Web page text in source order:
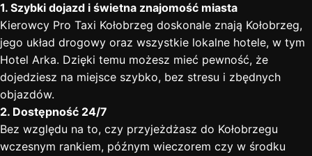
1. Szybki dojazd i świetna znajomość miasta
Kierowcy Pro Taxi Kołobrzeg doskonale znają Kołobrzeg,
jego układ drogowy oraz wszystkie lokalne hotele, w tym
Hotel Arka. Dzięki temu możesz mieć pewność, że
dojedziesz na miejsce szybko, bez stresu i zbędnych
objazdów.
2. Dostępność 24/7
Bez względu na to, czy przyjeżdżasz do Kołobrzegu
wczesnym rankiem, późnym wieczorem czy w środku